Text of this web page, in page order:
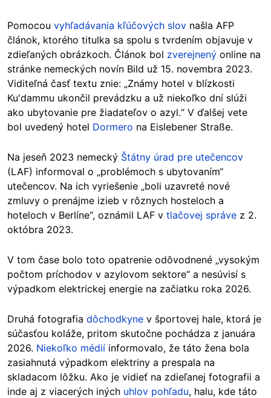
Pomocou vyhľadávania kľúčových slov našla AFP
článok, ktorého titulka sa spolu s tvrdením objavuje v
zdieľaných obrázkoch. Článok bol zverejnený online na
stránke nemeckých novín Bild už 15. novembra 2023.
Viditeľná časť textu znie: „Známy hotel v blízkosti
Ku'dammu ukončil prevádzku a už niekoľko dní slúži
ako ubytovanie pre žiadateľov o azyl.“ V ďalšej vete
bol uvedený hotel Dormero na Eislebener Straße.
Na jeseň 2023 nemecký Štátny úrad pre utečencov
(LAF) informoval o „problémoch s ubytovaním“
utečencov. Na ich vyriešenie „boli uzavreté nové
zmluvy o prenájme izieb v rôznych hosteloch a
hoteloch v Berlíne“, oznámil LAF v tlačovej správe z 2.
októbra 2023.
V tom čase bolo toto opatrenie odôvodnené „vysokým
počtom príchodov v azylovom sektore“ a nesúvisí s
výpadkom elektrickej energie na začiatku roka 2026.
Druhá fotografia dôchodkyne v športovej hale, ktorá je
súčasťou koláže, pritom skutočne pochádza z januára
2026. Niekoľko médií informovalo, že táto žena bola
zasiahnutá výpadkom elektriny a prespala na
skladacom lôžku. Ako je vidieť na zdieľanej fotografii a
inde aj z viacerých iných uhlov pohľadu, halu, kde táto